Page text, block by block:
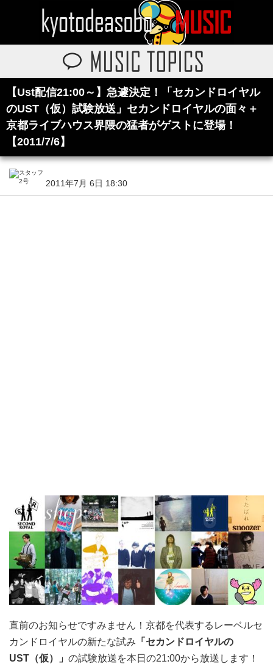
【Ust配信21:00～】急遽決定！「セカンドロイヤル
のUST（仮）試験放送」セカンドロイヤルの面々＋
京都ライブハウス界隈の猛者がゲストに登場！
【2011/7/6】
2011年7月 6日 18:30
直前のお知らせですみません！京都を代表するレーベルセ
カンドロイヤルの新たな試み 「セカンドロイヤルの
UST（仮）」 の試験放送を本日の21:00から放送します！